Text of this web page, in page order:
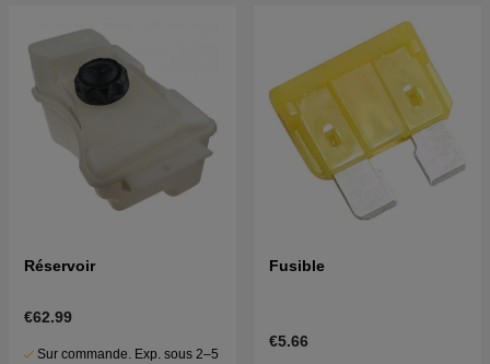
Réservoir
€62.99
Sur commande. Exp. sous 2–5
Fusible
€5.66